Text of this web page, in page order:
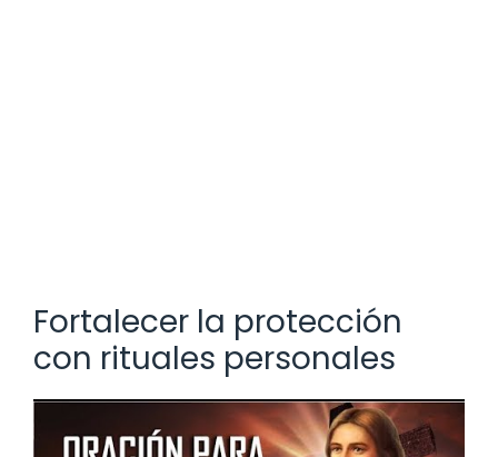
Fortalecer la protección
con rituales personales